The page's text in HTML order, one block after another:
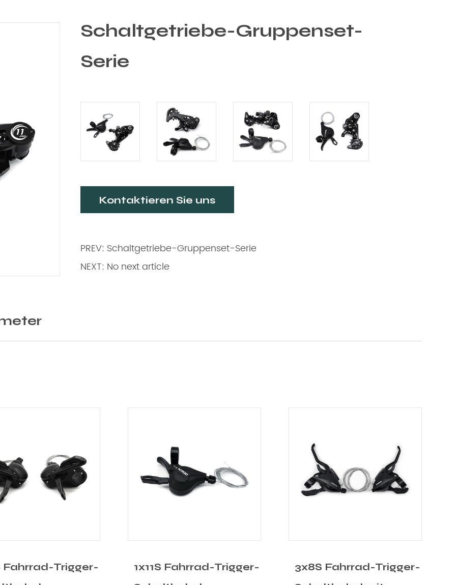
Schaltgetriebe-Gruppenset-
Serie
Kontaktieren Sie uns
PREV: Schaltgetriebe-Gruppenset-Serie
NEXT: No next article
Fahrrad-Trigger-
3x8S Fahrrad-Trigger-
3x7S Fahrrad-Trigger-